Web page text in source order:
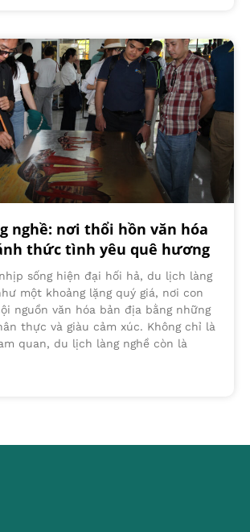
nghề: nơi thổi hồn văn hóa
thức tình yêu quê hương
sống hiện đại hối hả, du lịch làng
một khoảng lặng quý giá, nơi con
nguồn văn hóa bản địa bằng những
thực và giàu cảm xúc. Không chỉ là
quan, du lịch làng nghề còn là